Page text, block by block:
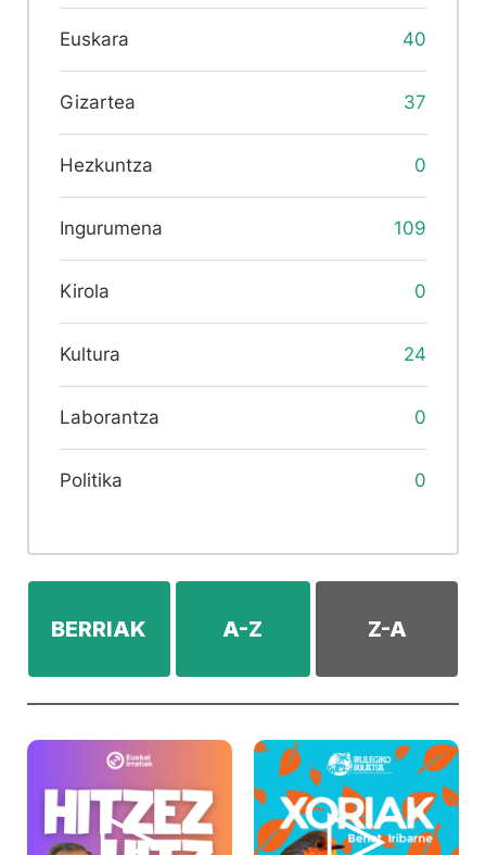
Euskara 40
Gizartea 37
Hezkuntza 0
Ingurumena 109
Kirola 0
Kultura 24
Laborantza 0
Politika 0
BERRIAK A-Z Z-A